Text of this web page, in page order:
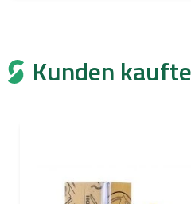
Kunden